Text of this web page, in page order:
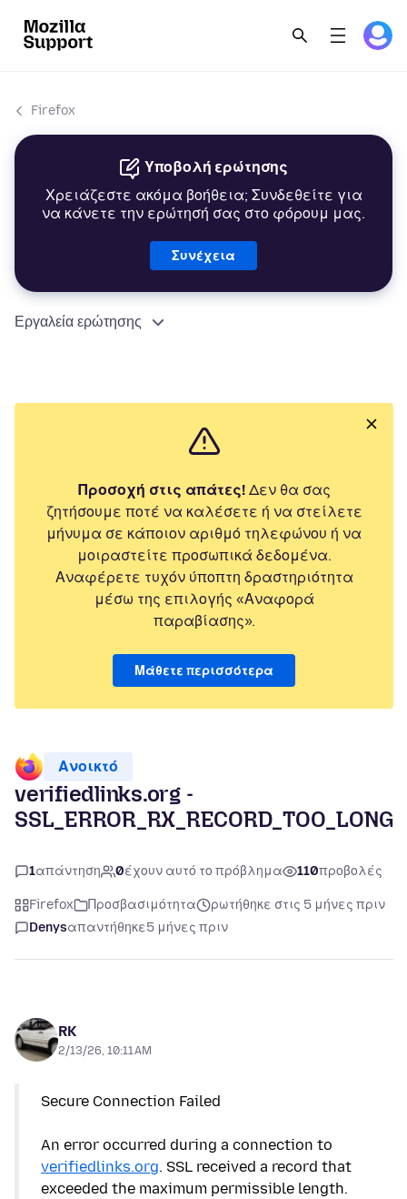
Firefox
Υποβολή ερώτησης
Χρειάζεστε ακόμα βοήθεια; Συνδεθείτε για
να κάνετε την ερώτησή σας στο φόρουμ μας.
Συνέχεια
Εργαλεία ερώτησης
Προσοχή στις απάτες!Δεν θα σας
ζητήσουμε ποτέ να καλέσετε ή να στείλετε
μήνυμα σε κάποιον αριθμό τηλεφώνου ή να
μοιραστείτε προσωπικά δεδομένα.
Αναφέρετε τυχόν ύποπτη δραστηριότητα
μέσω της επιλογής «Αναφορά
παραβίασης».
Μάθετε περισσότερα
Ανοικτό
verifiedlinks.org -
SSL_ERROR_RX_RECORD_TOO_LONG
1απάντηση 0έχουν αυτό το πρόβλημα 110προβολές
Firefox Προσβασιμότητα
ρωτήθηκε στις 5 μήνες πριν
Denysαπαντήθηκε5 μήνες πριν
RK
2/13/26, 10:11 AM
Secure Connection Failed
An error occurred during a connection to
verifiedlinks.org. SSL received a record that
exceeded the maximum permissible length.